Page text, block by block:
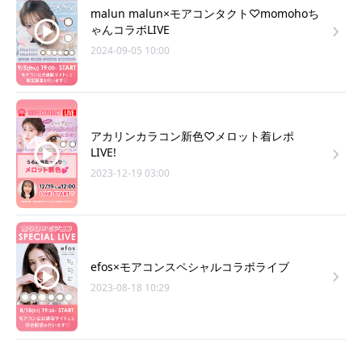
malun malun×モアコンタクト♡momohoち
ゃんコラボLIVE
2024-09-05 10:00
アカリンカラコン新色♡メロット着レポ
LIVE!
2023-12-19 03:00
efos×モアコンスペシャルコラボライブ
2023-08-18 10:29